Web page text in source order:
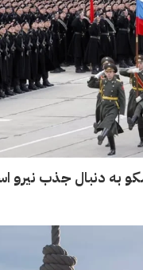
به دنبال جذب نیرو